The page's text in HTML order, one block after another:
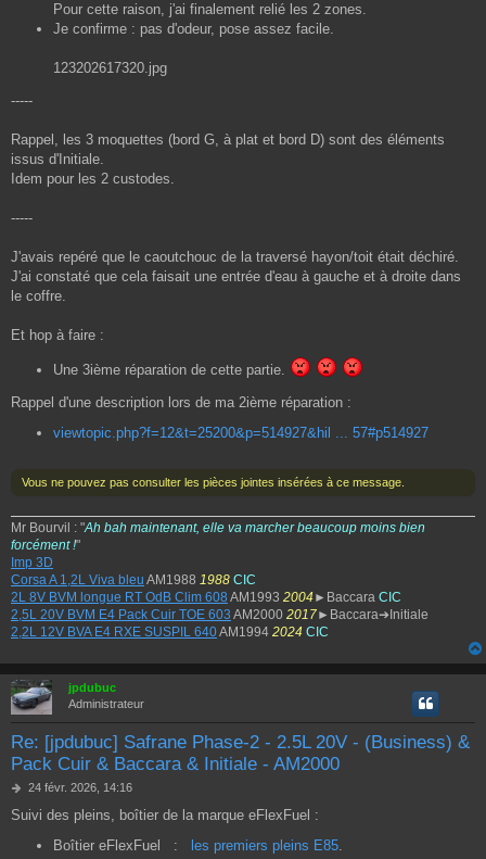
Pour cette raison, j'ai finalement relié les 2 zones.
Je confirme : pas d'odeur, pose assez facile.
123202617320.jpg
-----
Rappel, les 3 moquettes (bord G, à plat et bord D) sont des éléments
issus d'Initiale.
Idem pour les 2 custodes.
-----
J'avais repéré que le caoutchouc de la traversé hayon/toit était déchiré.
J'ai constaté que cela faisait une entrée d'eau à gauche et à droite dans
le coffre.
Et hop à faire :
Une 3ième réparation de cette partie.
Rappel d'une description lors de ma 2ième réparation :
viewtopic.php?f=12&t=25200&p=514927&hil ... 57#p514927
Vous ne pouvez pas consulter les pièces jointes insérées à ce message.
Mr Bourvil : "Ah bah maintenant, elle va marcher beaucoup moins bien
forcément !"
Imp 3D
Corsa A 1,2L Viva bleu AM1988 1988 CIC
2L 8V BVM longue RT OdB Clim 608 AM1993 2004 ►Baccara CIC
2,5L 20V BVM E4 Pack Cuir TOE 603 AM2000 2017►Baccara➔Initiale
2,2L 12V BVA E4 RXE SUSPIL 640AM1994 2024 CIC
jpdubuc
Administrateur
Re: [jpdubuc] Safrane Phase-2 - 2.5L 20V - (Business) &
Pack Cuir & Baccara & Initiale - AM2000
M
s
24 févr. 2026, 14:16
Suivi des pleins, boîtier de la marque eFlexFuel :
Boîtier eFlexFuel
: les premiers pleins E85.